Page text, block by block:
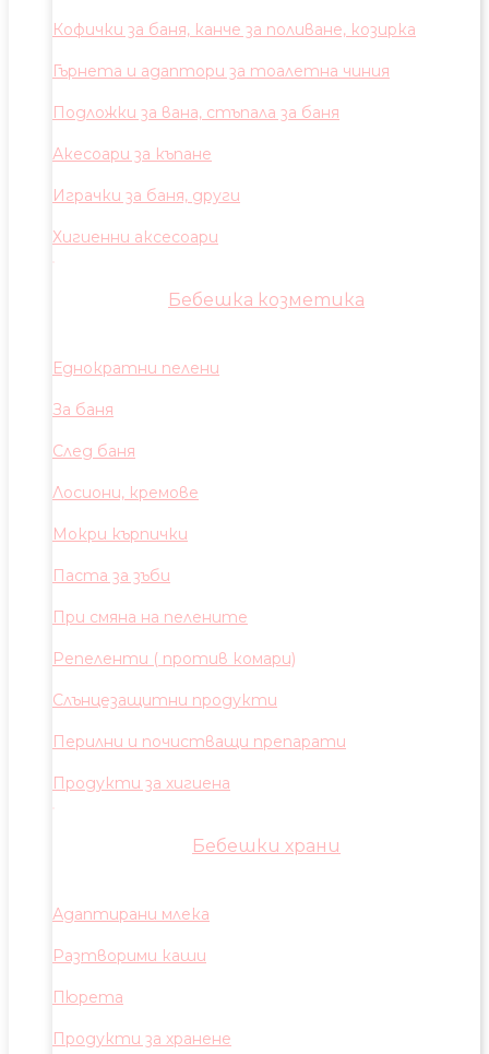
Кофички за баня, канче за поливане, козирка
Гърнета и адаптори за тоалетна чиния
Подложки за вана, стъпала за баня
Акесоари за къпане
Играчки за баня, други
Хигиенни аксесоари
Бебешка козметика
Еднократни пелени
За баня
След баня
Лосиони, кремове
Мокри кърпички
Паста за зъби
При смяна на пелените
Репеленти ( против комари)
Слънцезащитни продукти
Перилни и почистващи препарати
Продукти за хигиена
Бебешки храни
Адаптирани млека
Разтворими каши
Пюрета
Продукти за хранене